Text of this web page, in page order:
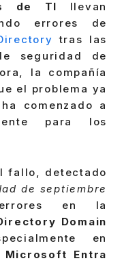
de TI llevan
errores de
tras las
seguridad de
la compañía
el problema ya
comenzado a
para los
fallo, detectado
de septiembre
en la
Domain
en
Microsoft Entra